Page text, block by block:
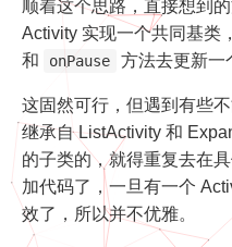
顺着这个思路，直接想到
Activity 实现一个共同基类
和 onPause 方法去更新一
这固然可行，但遇到有些
继承自 ListActivity 和
的子类的，就得重复去在
加代码了，一旦有一个
效了，所以并不优雅。